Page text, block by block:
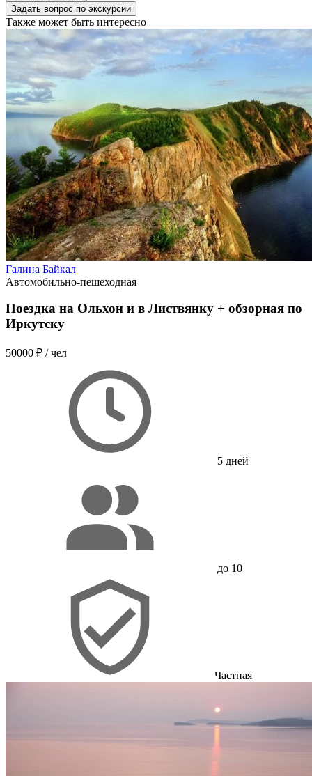
Задать вопрос по экскурсии
Также может быть интересно
Галина Байкал
Автомобильно-пешеходная
Поездка на Ольхон и в Листвянку + обзорная по
Иркутску
50000 ₽ / чел
5 дней
до 10
Частная